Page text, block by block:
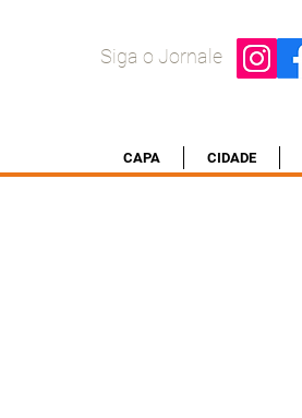
Siga o Jornale
CAPA CIDADE